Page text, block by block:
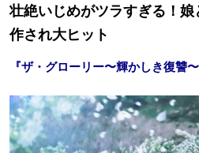
壮絶いじめがツラすぎる！娘
作され大ヒット
『ザ・グローリー〜輝かしき復讐〜